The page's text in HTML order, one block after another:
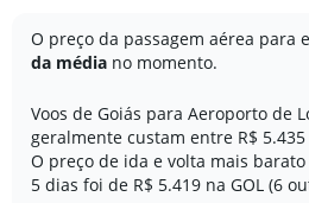
The
chart
has
Y
axis
displaying
values.
O preço da passagem aérea para
da média no momento.
Voos de Goiás para Aeroporto de
geralmente custam entre R$
O preço de ida e volta mais
5 dias foi de R$ 5.419 na GOL (6